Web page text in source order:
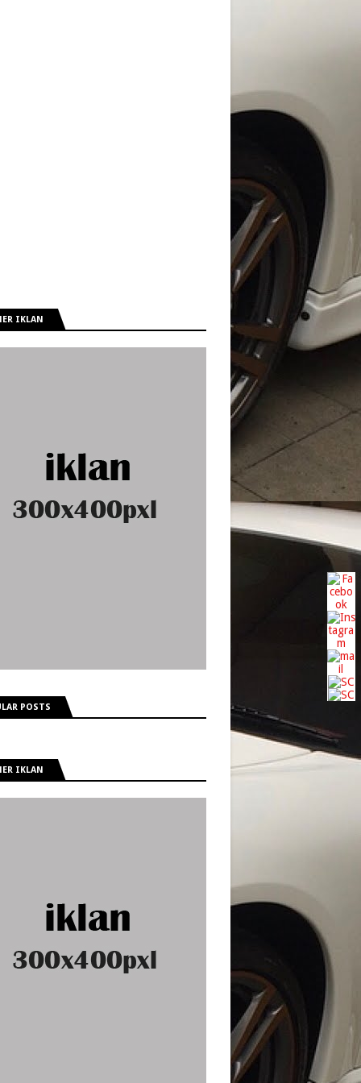
IKLAN
POSTS
IKLAN